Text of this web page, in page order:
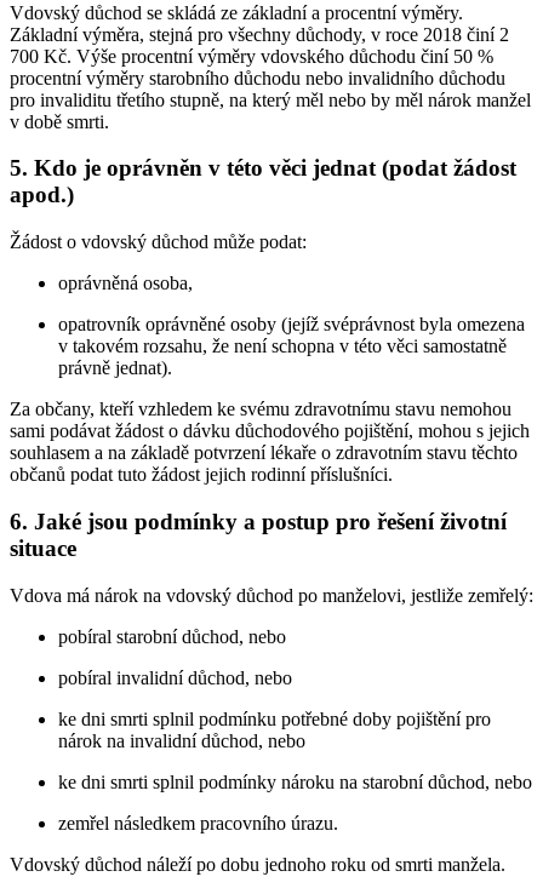
Vdovský důchod se skládá ze základní a procentní výměry.
Základní výměra, stejná pro všechny důchody, v roce 2018 činí 2
700 Kč. Výše procentní výměry vdovského důchodu činí 50 %
procentní výměry starobního důchodu nebo invalidního důchodu
pro invaliditu třetího stupně, na který měl nebo by měl nárok manžel
v době smrti.
5. Kdo je oprávněn v této věci jednat (podat žádost
apod.)
Žádost o vdovský důchod může podat:
oprávněná osoba,
opatrovník oprávněné osoby (jejíž svéprávnost byla omezena
v takovém rozsahu, že není schopna v této věci samostatně
právně jednat).
Za občany, kteří vzhledem ke svému zdravotnímu stavu nemohou
sami podávat žádost o dávku důchodového pojištění, mohou s jejich
souhlasem a na základě potvrzení lékaře o zdravotním stavu těchto
občanů podat tuto žádost jejich rodinní příslušníci.
6. Jaké jsou podmínky a postup pro řešení životní
situace
Vdova má nárok na vdovský důchod po manželovi, jestliže zemřelý:
pobíral starobní důchod, nebo
pobíral invalidní důchod, nebo
ke dni smrti splnil podmínku potřebné doby pojištění pro
nárok na invalidní důchod, nebo
ke dni smrti splnil podmínky nároku na starobní důchod, nebo
zemřel následkem pracovního úrazu.
Vdovský důchod náleží po dobu jednoho roku od smrti manžela.